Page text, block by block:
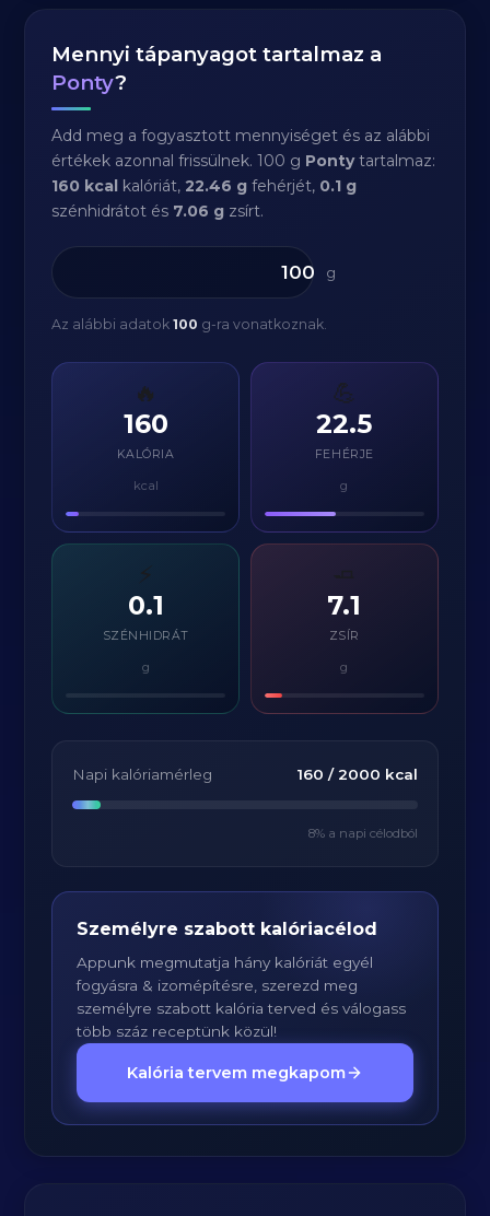
Mennyi tápanyagot tartalmaz a
Ponty?
Add meg a fogyasztott mennyiséget és az alábbi
értékek azonnal frissülnek. 100 g Pontytartalmaz:
160 kcal kalóriát,22.46 g fehérjét, 0.1 g
szénhidrátot és 7.06 g zsírt.
g
Az alábbi adatok100 g-ra vonatkoznak.
🔥
160
KALÓRIA
kcal
💪
22.5
FEHÉRJE
g
⚡
0.1
SZÉNHIDRÁT
g
7.1
ZSÍR
g
Napi kalóriamérleg 160 / 2000 kcal
8% a napi célodból
Személyre szabott kalóriacélod
Appunk megmutatja hány kalóriát egyél
fogyásra & izomépítésre, szerezd meg
személyre szabott kalória terved és válogass
több száz receptünk közül!
Kalória tervem megkapom